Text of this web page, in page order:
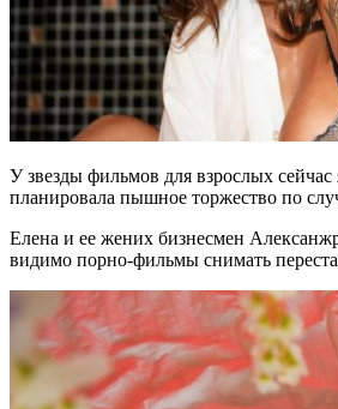
У звезды фильмов для взрослых
планировала пышное торжество по
Елена и ее жених бизнесмен
видимо порно-фильмы снимать